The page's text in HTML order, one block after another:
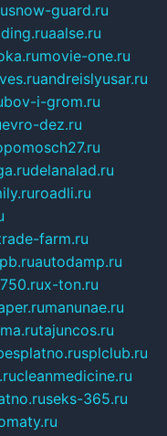
snow-guard.ru
aalse.ru
movie-one.ru
andreislyusar.ru
i-grom.ru
evro-dez.ru
delanalad.ru
roadli.ru
farm.ru
autodamp.ru
x-ton.ru
manunae.ru
tajuncos.ru
splclub.ru
cleanmedicine.ru
seks-365.ru